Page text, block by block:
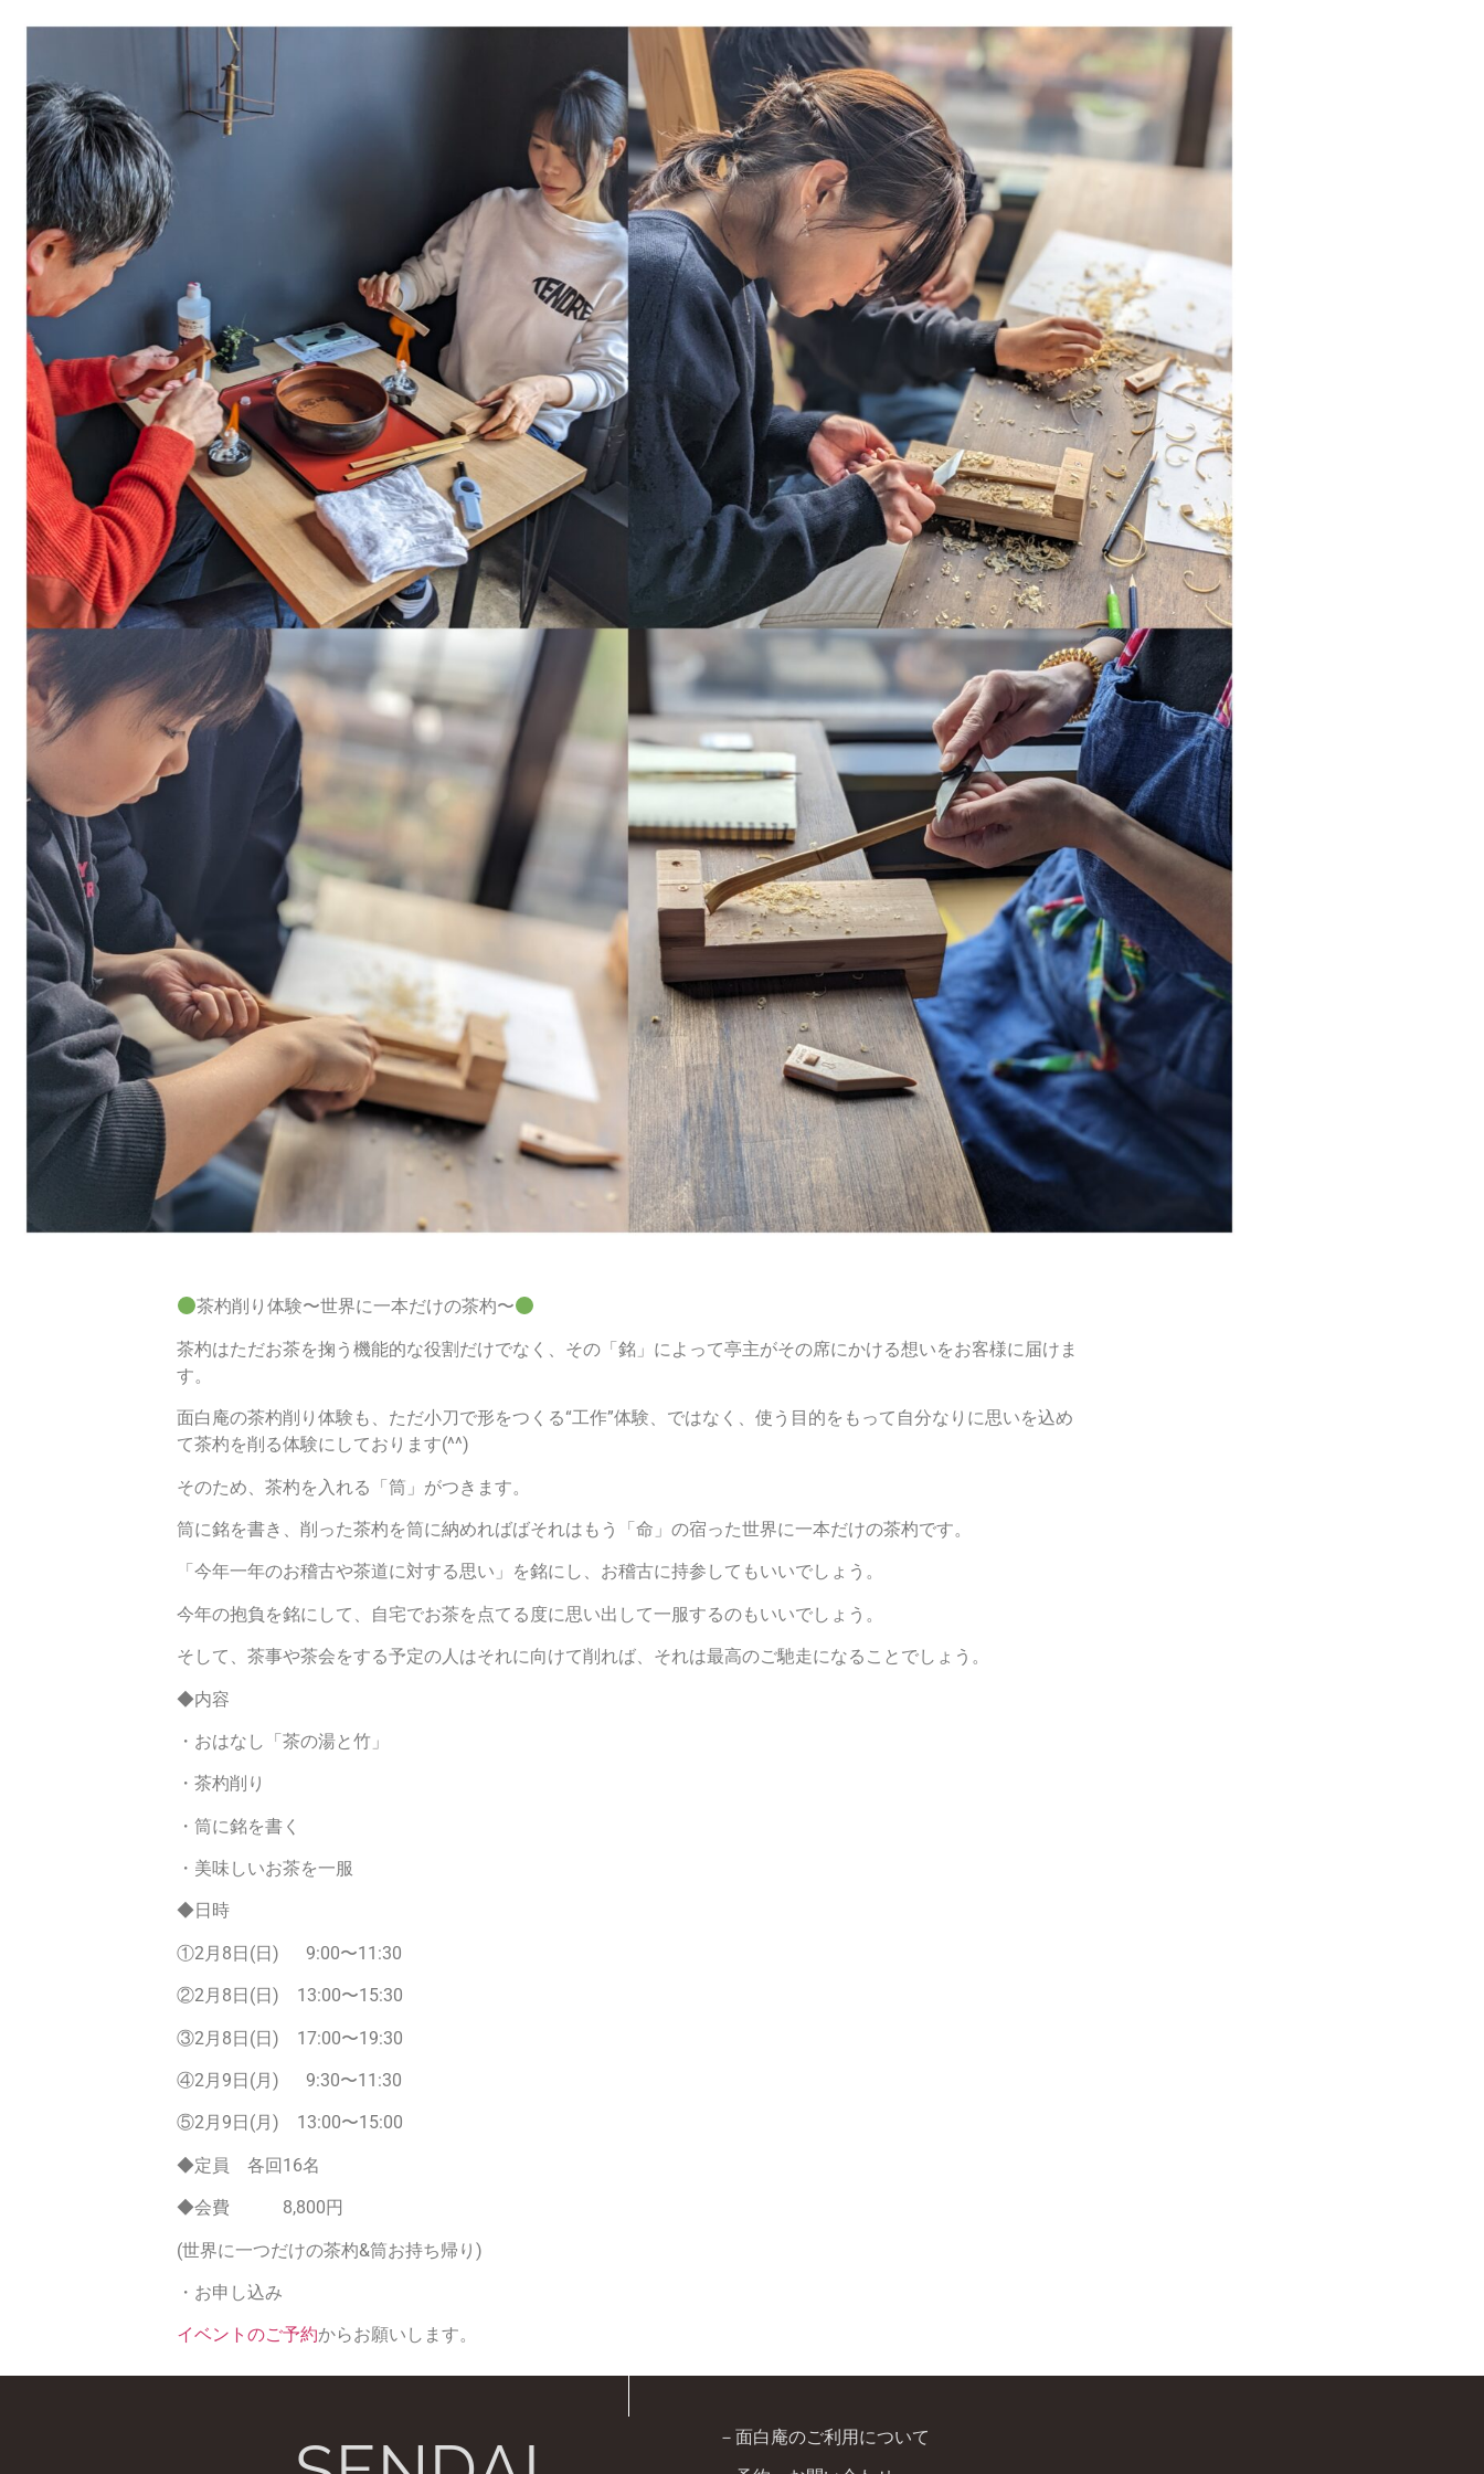
茶杓削り体験〜世界に一本だけの茶杓〜
茶杓はただお茶を掬う機能的な役割だけでなく、その「銘」によって亭主がその席にかける想いをお客様に届けま
す。
面白庵の茶杓削り体験も、ただ小刀で形をつくる“工作”体験、ではなく、使う目的をもって自分なりに思いを込め
て茶杓を削る体験にしております(^^)
そのため、茶杓を入れる「筒」がつきます。
筒に銘を書き、削った茶杓を筒に納めればばそれはもう「命」の宿った世界に一本だけの茶杓です。
「今年一年のお稽古や茶道に対する思い」を銘にし、お稽古に持参してもいいでしょう。
今年の抱負を銘にして、自宅でお茶を点てる度に思い出して一服するのもいいでしょう。
そして、茶事や茶会をする予定の人はそれに向けて削れば、それは最高のご馳走になることでしょう。
◆内容
・おはなし「茶の湯と竹」
・茶杓削り
・筒に銘を書く
・美味しいお茶を一服
◆日時
①2月8日(日) 9:00〜11:30
②2月8日(日) 13:00〜15:30
③2月8日(日) 17:00〜19:30
④2月9日(月) 9:30〜11:30
⑤2月9日(月) 13:00〜15:00
◆定員 各回16名
◆会費 8,800円
(世界に一つだけの茶杓&筒お持ち帰り)
・お申し込み
イベントのご予約からお願いします。
－面白庵のご利用について